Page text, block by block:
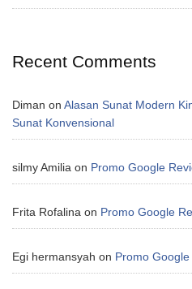
Recent Comments
Diman on Alasan Sunat Modern
Sunat Konvensional
silmy Amilia on Promo Google
Frita Rofalina on Promo Google
Egi hermansyah on Promo Google